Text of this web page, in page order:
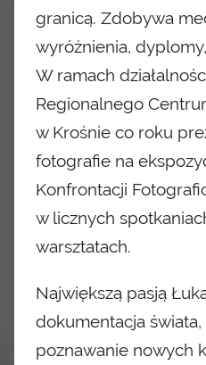
granicą. Zdobywa
wyróżnienia,
W ramach
Regionalnego
w Krośnie co roku
fotografie na
Konfrontacji
w licznych
warsztatach.
Największą pasją
dokumentacja
poznawanie nowych